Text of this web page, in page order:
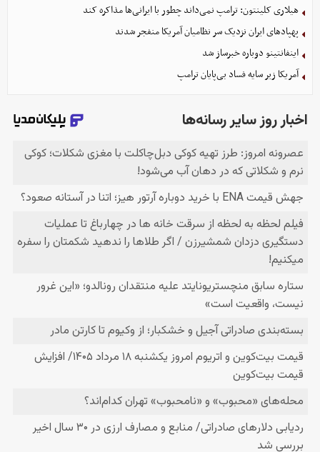
هیلاری کلینتون: ترامپ نمی‌داند چطور با ایرانی‌ها مذاکره کند
پهپادهای ایران نزدیک سر نظامیان آمریکا منفجر شدند
اینفانتینو دوباره خبرساز شد
آمریکا زیر سایه فساد بی‌پایان ترامپ